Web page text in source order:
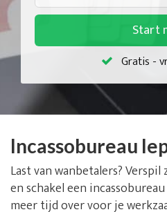
Start
Gratis -
Incassobureau
Last van wanbetalers?
en schakel een
meer tijd over voor je